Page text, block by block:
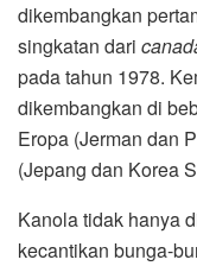
dikembangkan
singkatan dari
pada tahun 1978.
dikembangkan di
Eropa (Jerman dan
(Jepang dan Korea
Kanola tidak hanya
kecantikan bunga-